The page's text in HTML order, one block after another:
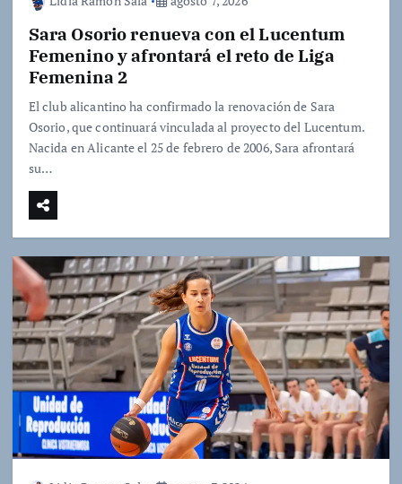
Sara Osorio renueva con el Lucentum
Femenino y afrontará el reto de Liga
Femenina 2
El club alicantino ha confirmado la renovación de Sara
Osorio, que continuará vinculada al proyecto del Lucentum.
Nacida en Alicante el 25 de febrero de 2006, Sara afrontará
su…